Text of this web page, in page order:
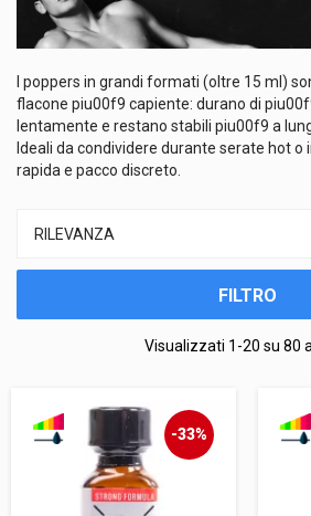
I poppers in grandi formati (oltre 15 ml)
flacone piu00f9 capiente: durano di
lentamente e restano stabili piu00f9 a
Ideali da condividere durante serate hot o
rapida e pacco discreto.
RILEVANZA
FILTRO
Visualizzati 1-20 su 80
-33%